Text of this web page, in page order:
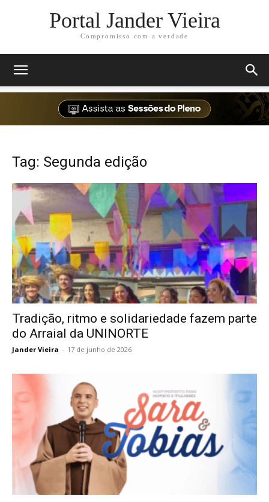
Portal Jander Vieira
Compromisso com a verdade
Tag: Segunda edição
Tradição, ritmo e solidariedade fazem parte
do Arraial da UNINORTE
Jander Vieira - 17 de junho de 2026